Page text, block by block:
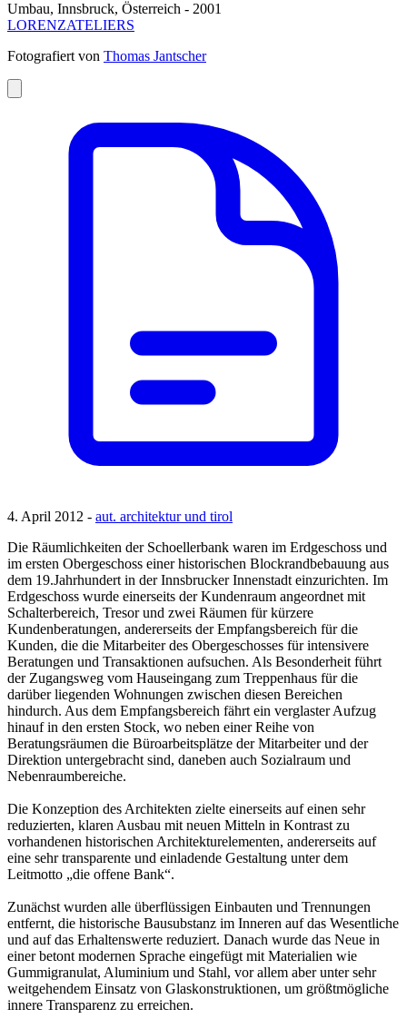
Umbau, Innsbruck, Österreich - 2001
LORENZATELIERS
Fotografiert von Thomas Jantscher
4. April 2012 - aut. architektur und tirol
Die Räumlichkeiten der Schoellerbank waren im Erdgeschoss und
im ersten Obergeschoss einer historischen Blockrandbebauung aus
dem 19.Jahrhundert in der Innsbrucker Innenstadt einzurichten. Im
Erdgeschoss wurde einerseits der Kundenraum angeordnet mit
Schalterbereich, Tresor und zwei Räumen für kürzere
Kundenberatungen, andererseits der Empfangsbereich für die
Kunden, die die Mitarbeiter des Obergeschosses für intensivere
Beratungen und Transaktionen aufsuchen. Als Besonderheit führt
der Zugangsweg vom Hauseingang zum Treppenhaus für die
darüber liegenden Wohnungen zwischen diesen Bereichen
hindurch. Aus dem Empfangsbereich fährt ein verglaster Aufzug
hinauf in den ersten Stock, wo neben einer Reihe von
Beratungsräumen die Büroarbeitsplätze der Mitarbeiter und der
Direktion untergebracht sind, daneben auch Sozialraum und
Nebenraumbereiche.
Die Konzeption des Architekten zielte einerseits auf einen sehr
reduzierten, klaren Ausbau mit neuen Mitteln in Kontrast zu
vorhandenen historischen Architekturelementen, andererseits auf
eine sehr transparente und einladende Gestaltung unter dem
Leitmotto „die offene Bank“.
Zunächst wurden alle überflüssigen Einbauten und Trennungen
entfernt, die historische Bausubstanz im Inneren auf das Wesentliche
und auf das Erhaltenswerte reduziert. Danach wurde das Neue in
einer betont modernen Sprache eingefügt mit Materialien wie
Gummigranulat, Aluminium und Stahl, vor allem aber unter sehr
weitgehendem Einsatz von Glaskonstruktionen, um größtmögliche
innere Transparenz zu erreichen.